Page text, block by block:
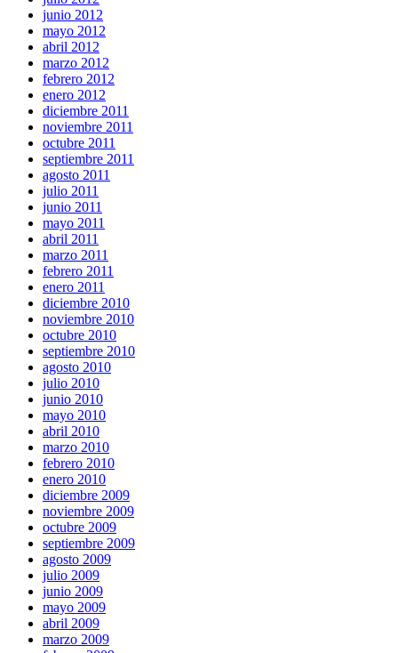
junio 2012
mayo 2012
abril 2012
marzo 2012
febrero 2012
enero 2012
diciembre 2011
noviembre 2011
octubre 2011
septiembre 2011
agosto 2011
julio 2011
junio 2011
mayo 2011
abril 2011
marzo 2011
febrero 2011
enero 2011
diciembre 2010
noviembre 2010
octubre 2010
septiembre 2010
agosto 2010
julio 2010
junio 2010
mayo 2010
abril 2010
marzo 2010
febrero 2010
enero 2010
diciembre 2009
noviembre 2009
octubre 2009
septiembre 2009
agosto 2009
julio 2009
junio 2009
mayo 2009
abril 2009
marzo 2009